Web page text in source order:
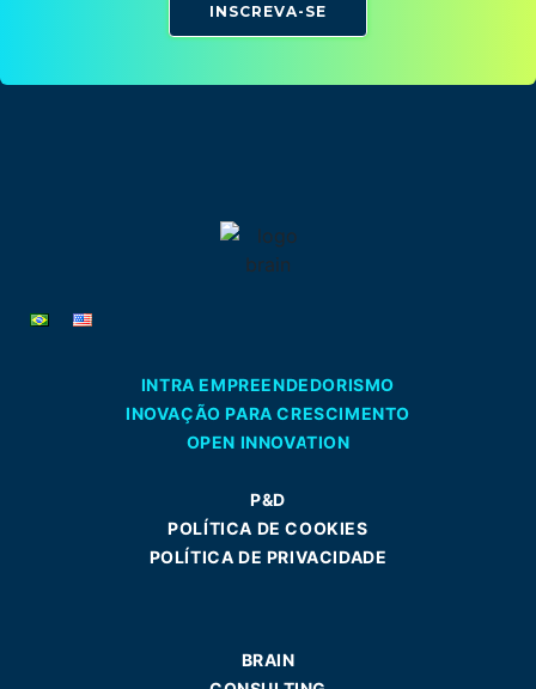
INSCREVA-SE
INTRA EMPREENDEDORISMO
INOVAÇÃO PARA CRESCIMENTO
OPEN INNOVATION
P&D
POLÍTICA DE COOKIES
POLÍTICA DE PRIVACIDADE
BRAIN